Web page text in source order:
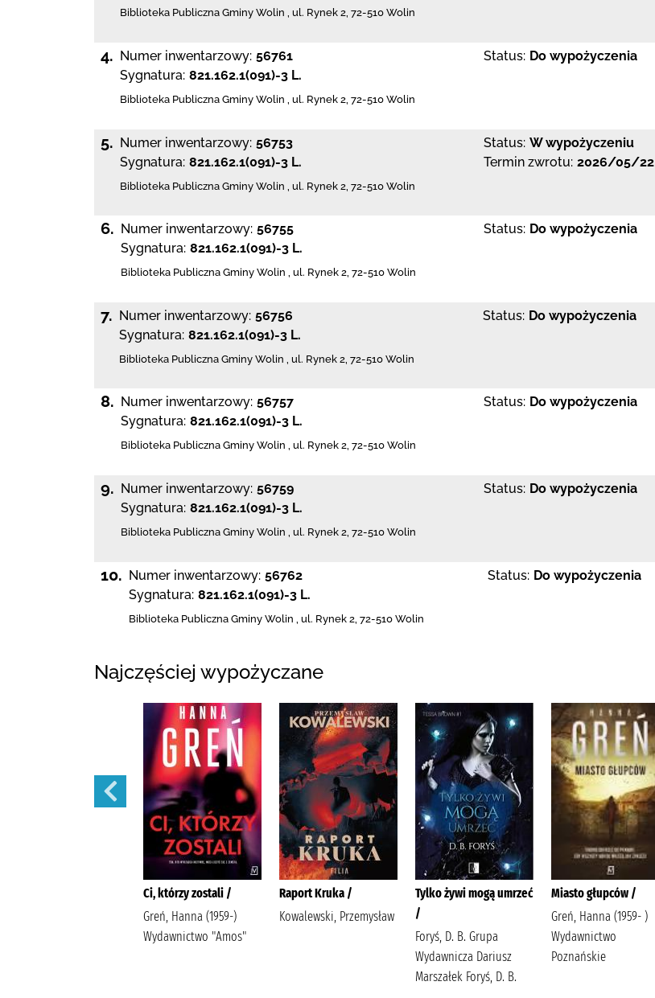
Biblioteka Publiczna Gminy Wolin , ul. Rynek 2, 72-510 Wolin
4. Numer inwentarzowy: 56761
Sygnatura: 821.162.1(091)-3 L.
Status: Do wypożyczenia
Biblioteka Publiczna Gminy Wolin ul. Rynek 2 72-510 Wolin
5. Numer inwentarzowy: 56753
Sygnatura: 821.162.1(091)-3 L.
Status: W wypożyczeniu
Termin zwrotu: 2026/05/22
Biblioteka Publiczna Gminy Wolin ul. Rynek 2 72-510 Wolin
6. Numer inwentarzowy: 56755
Sygnatura: 821.162.1(091)-3 L.
Status: Do wypożyczenia
Biblioteka Publiczna Gminy Wolin , ul. Rynek 2, 72-510 Wolin
7. Numer inwentarzowy: 56756
Sygnatura: 821.162.1(091)-3 L.
Status: Do wypożyczenia
Biblioteka Publiczna Gminy Wolin ul. Rynek 2 72-510 Wolin
8. Numer inwentarzowy: 56757
Sygnatura: 821.162.1(091)-3 L.
Status: Do wypożyczenia
Biblioteka Publiczna Gminy Wolin , ul. Rynek 2, 72-510 Wolin
9. Numer inwentarzowy: 56759
Sygnatura: 821.162.1(091)-3 L.
Status: Do wypożyczenia
Biblioteka Publiczna Gminy Wolin , ul. Rynek 2, 72-510 Wolin
10. Numer inwentarzowy: 56762
Sygnatura: 821.162.1(091)-3 L.
Status: Do wypożyczenia
Biblioteka Publiczna Gminy Wolin ul. Rynek 2 72-510 Wolin
Najczęściej wypożyczane
Ci, którzy zostali /
Greń, Hanna (1959-)
Wydawnictwo "Amos"
Raport Kruka /
Kowalewski, Przemysław
Tylko żywi mogą umrzeć
/
Foryś, D. B. Grupa
Wydawnicza Dariusz
Marszałek Foryś, D. B.
Miasto głupców /
Greń, Hanna (1959- )
Wydawnictwo
Poznańskie